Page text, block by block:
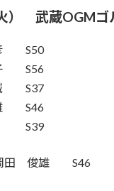
火） 武蔵
S50
S56
S37
S46
S39
岡田 俊雄 S46